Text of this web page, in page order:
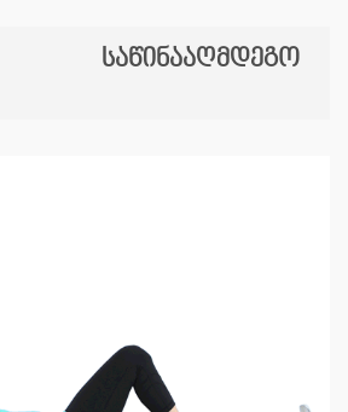
საწინააღმდეგო